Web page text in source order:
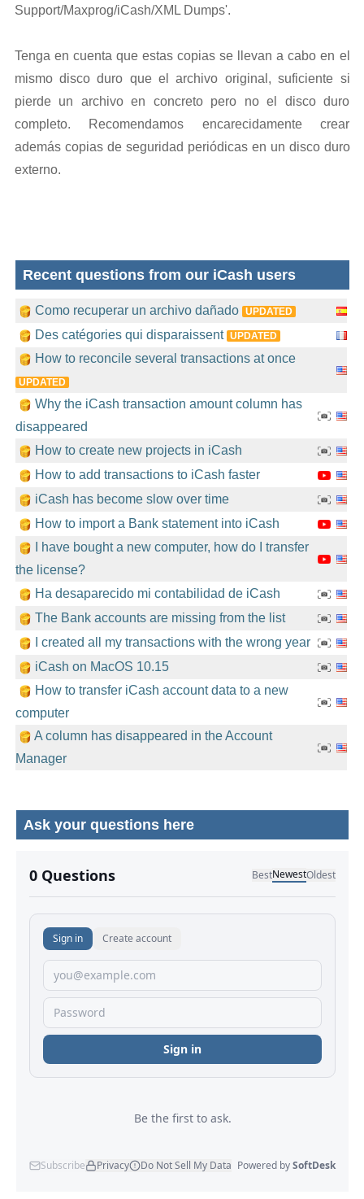
Support/Maxprog/iCash/XML Dumps'.
Tenga en cuenta que estas copias se llevan a cabo en el
mismo disco duro que el archivo original, suficiente si
pierde un archivo en concreto pero no el disco duro
completo. Recomendamos encarecidamente crear
además copias de seguridad periódicas en un disco duro
externo.
Recent questions from our iCash users
Como recuperar un archivo dañado UPDATED
Des catégories qui disparaissent UPDATED
How to reconcile several transactions at once
UPDATED
Why the iCash transaction amount column has
disappeared
How to create new projects in iCash
How to add transactions to iCash faster
iCash has become slow over time
How to import a Bank statement into iCash
I have bought a new computer, how do I transfer
the license?
Ha desaparecido mi contabilidad de iCash
The Bank accounts are missing from the list
I created all my transactions with the wrong year
iCash on MacOS 10.15
How to transfer iCash account data to a new
computer
A column has disappeared in the Account
Manager
Ask your questions here
No comments yet.